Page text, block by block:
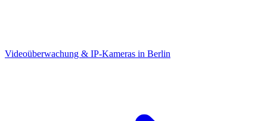
Videoüberwachung & IP-Kameras in Berlin